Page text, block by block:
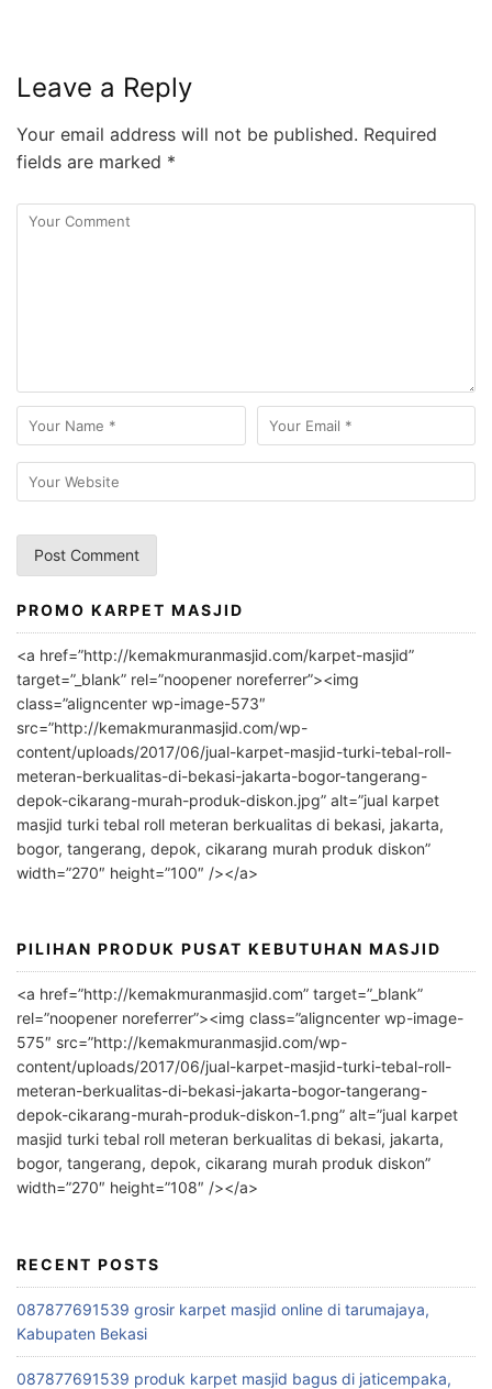
Leave a Reply
Your email address will not be published. Required
fields are marked *
A
l
r
n
a
t
i
v
PROMO KARPET MASJID
<a href=”http://kemakmuranmasjid.com/karpet-masjid”
target=”_blank” rel=”noopener noreferrer”><img
class=”aligncenter wp-image-573″
src=”http://kemakmuranmasjid.com/wp-
content/uploads/2017/06/jual-karpet-masjid-turki-tebal-roll-
meteran-berkualitas-di-bekasi-jakarta-bogor-tangerang-
depok-cikarang-murah-produk-diskon.jpg” alt=”jual karpet
masjid turki tebal roll meteran berkualitas di bekasi, jakarta,
bogor, tangerang, depok, cikarang murah produk diskon”
width=”270″ height=”100″ /></a>
PILIHAN PRODUK PUSAT KEBUTUHAN MASJID
<a href=”http://kemakmuranmasjid.com” target=”_blank”
rel=”noopener noreferrer”><img class=”aligncenter wp-image-
575″ src=”http://kemakmuranmasjid.com/wp-
content/uploads/2017/06/jual-karpet-masjid-turki-tebal-roll-
meteran-berkualitas-di-bekasi-jakarta-bogor-tangerang-
depok-cikarang-murah-produk-diskon-1.png” alt=”jual karpet
masjid turki tebal roll meteran berkualitas di bekasi, jakarta,
bogor, tangerang, depok, cikarang murah produk diskon”
width=”270″ height=”108″ /></a>
RECENT POSTS
087877691539 grosir karpet masjid online di tarumajaya,
Kabupaten Bekasi
087877691539 produk karpet masjid bagus di jaticempaka,